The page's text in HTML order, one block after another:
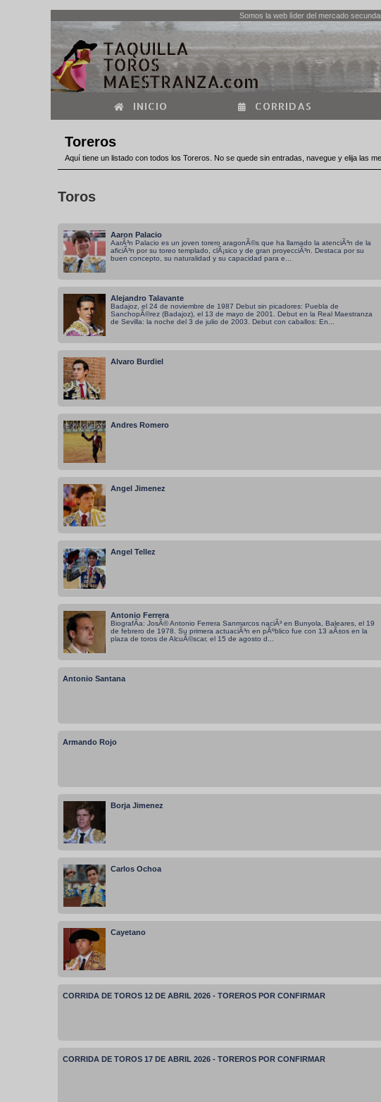
Somos la web lìder del mercado
INICIO CORRIDAS
Toreros
Aquí tiene un listado con todos los Toreros. No se quede sin entradas, navegue y elija las
Toros
Aaron Palacio
AarÃ³n Palacio es un joven torero aragonÃ©s que ha llamado la atenciÃ³n de la
aficiÃ³n por su toreo templado, clÃ¡sico y de gran proyecciÃ³n. Destaca por su
buen concepto, su naturalidad y su capacidad para e...
Alejandro Talavante
Badajoz, el 24 de noviembre de 1987 Debut sin picadores: Puebla de
SanchopÃ©rez (Badajoz), el 13 de mayo de 2001. Debut en la Real Maestranza
de Sevilla: la noche del 3 de julio de 2003. Debut con caballos: En...
Alvaro Burdiel
Andres Romero
Angel Jimenez
Angel Tellez
Antonio Ferrera
BiografÃ­a: JosÃ© Antonio Ferrera Sanmarcos naciÃ³ en Bunyola, Baleares, el 19
de febrero de 1978. Su primera actuaciÃ³n en pÃºblico fue con 13 aÃ±os en la
plaza de toros de AlcuÃ©scar, el 15 de agosto d...
Antonio Santana
Armando Rojo
Borja Jimenez
Carlos Ochoa
Cayetano
CORRIDA DE TOROS 12 DE ABRIL 2026 - TOREROS POR CONFIRMAR
CORRIDA DE TOROS 17 DE ABRIL 2026 - TOREROS POR CONFIRMAR